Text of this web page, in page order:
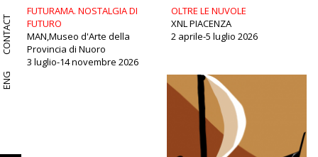
ENG
CONTACT
FUTURAMA. NOSTALGIA DI
FUTURO
MAN,Museo d'Arte della
Provincia di Nuoro
3 luglio-14 novembre 2026
OLTRE LE NUVOLE
XNL PIACENZA
2 aprile-5 luglio 2026